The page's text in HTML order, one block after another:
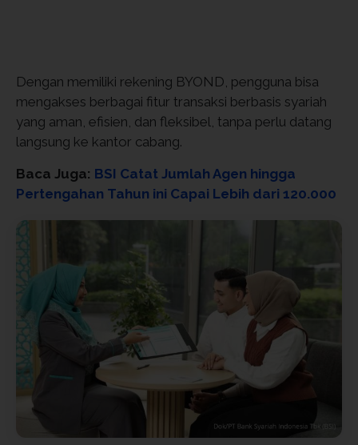
Dengan memiliki rekening BYOND, pengguna bisa
mengakses berbagai fitur transaksi berbasis syariah
yang aman, efisien, dan fleksibel, tanpa perlu datang
langsung ke kantor cabang.
Baca Juga: BSI Catat Jumlah Agen hingga
Pertengahan Tahun ini Capai Lebih dari 120.000